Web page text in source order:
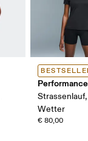
Wetter
€ 80,00